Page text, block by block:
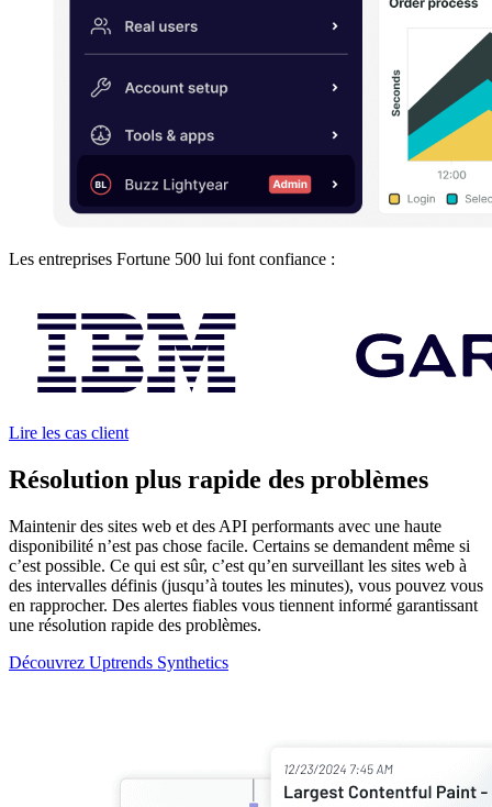
Les entreprises Fortune 500 lui font confiance :
Lire les cas client
Résolution plus rapide des problèmes
Maintenir des sites web et des API performants avec une haute
disponibilité n’est pas chose facile. Certains se demandent même si
c’est possible. Ce qui est sûr, c’est qu’en surveillant les sites web à
des intervalles définis (jusqu’à toutes les minutes), vous pouvez vous
en rapprocher. Des alertes fiables vous tiennent informé garantissant
une résolution rapide des problèmes.
Découvrez Uptrends Synthetics